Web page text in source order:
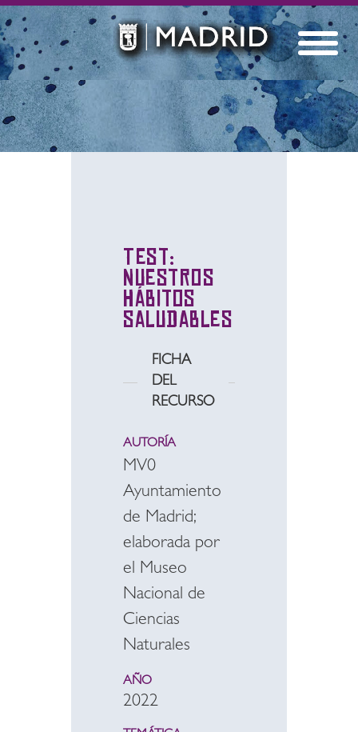
Test:
Nuestros
hábitos
saludables
FICHA
DEL
RECURSO
AUTORÍA
MV0
Ayuntamiento
de Madrid;
elaborada por
el Museo
Nacional de
Ciencias
Naturales
AÑO
2022